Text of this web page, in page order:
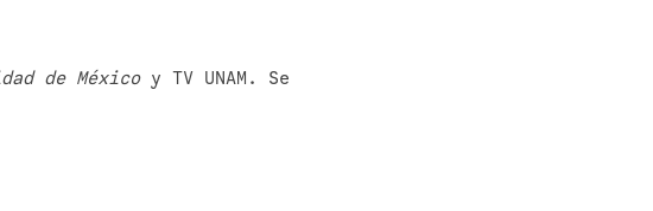
de México y TV UNAM. Se